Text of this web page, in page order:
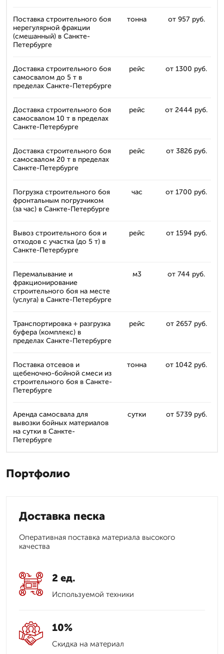
Поставка строительного боя
нерегулярной фракции
(смешанный) в Санкте-
Петербурге
тонна от 957 руб.
Доставка строительного боя
самосвалом до 5 т в
пределах Санкте-Петербурге
рейс от 1300 руб.
Доставка строительного боя
самосвалом 10 т в пределах
Санкте-Петербурге
рейс от 2444 руб.
Доставка строительного боя
самосвалом 20 т в пределах
Санкте-Петербурге
рейс от 3826 руб.
Погрузка строительного боя
фронтальным погрузчиком
(за час) в Санкте-Петербурге
час от 1700 руб.
Вывоз строительного боя и
отходов с участка (до 5 т) в
Санкте-Петербурге
рейс от 1594 руб.
Перемалывание и
фракционирование
строительного боя на месте
(услуга) в Санкте-Петербурге
м3 от 744 руб.
Транспортировка + разгрузка
буфера (комплекс) в
пределах Санкте-Петербурге
рейс от 2657 руб.
Поставка отсевов и
щебеночно-бойной смеси из
строительного боя в Санкте-
Петербурге
тонна от 1042 руб.
Аренда самосвала для
вывозки бойных материалов
на сутки в Санкте-
Петербурге
сутки от 5739 руб.
Портфолио
Доставка песка
Оперативная поставка материала высокого
качества
2 ед.
Используемой техники
10%
Скидка на материал